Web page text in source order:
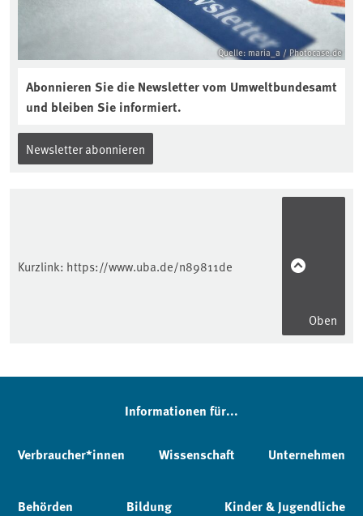
Quelle: maria_a / Photocase.de
Abonnieren Sie die Newsletter vom Umweltbundesamt
und bleiben Sie informiert.
Newsletter abonnieren
Kurzlink: https://www.uba.de/n89811de
Oben
Informationen für...
Verbraucher*innen Wissenschaft Unternehmen
Behörden Bildung Kinder & Jugendliche